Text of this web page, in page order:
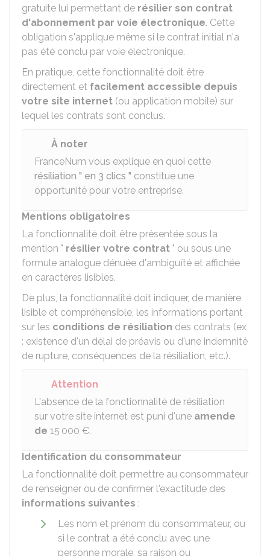
gratuite lui permettant de résilier son contrat
d'abonnement par voie électronique. Cette
obligation s'applique même si le contrat initial n'a
pas été conclu par voie électronique.
En pratique, cette fonctionnalité doit être
directement et facilement accessible depuis
votre site internet (ou application mobile) sur
lequel les contrats sont conclus.
À noter
FranceNum vous explique en quoi cette
résiliation " en 3 clics " constitue une
opportunité pour votre entreprise.
Mentions obligatoires
La fonctionnalité doit être présentée sous la
mention " résilier votre contrat " ou sous une
formule analogue dénuée d'ambiguïté et affichée
en caractères lisibles.
De plus, la fonctionnalité doit indiquer, de manière
lisible et compréhensible, les informations portant
sur les conditions de résiliation des contrats (ex
: existence d'un délai de préavis ou d'une indemnité
de rupture, conséquences de la résiliation, etc.).
Attention
L'absence de la fonctionnalité de résiliation
sur votre site internet est puni d'une amende
de 15 000 €.
Identification du consommateur
La fonctionnalité doit permettre au consommateur
de renseigner ou de confirmer l'exactitude des
informations suivantes :
Les nom et prénom du consommateur, ou
si le contrat a été conclu avec une
personne morale, sa raison ou